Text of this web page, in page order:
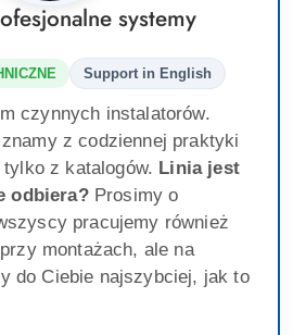
systemy
Support in English
czynnych instalatorów.
z codziennej praktyki
z katalogów. Linia jest
odbiera?Prosimy o
pracujemy również
montażach, ale na
do Ciebie najszybciej, jak to